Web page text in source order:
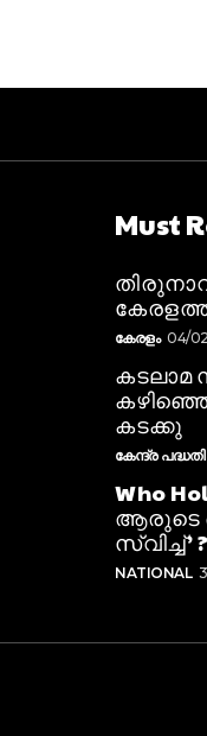
Must
കേരളം 04/
കടലാമ
കടക്കു
കേന്ദ്ര
Who
ആരുടെ
സ്വിച്ച്’ ?
NATIONAL